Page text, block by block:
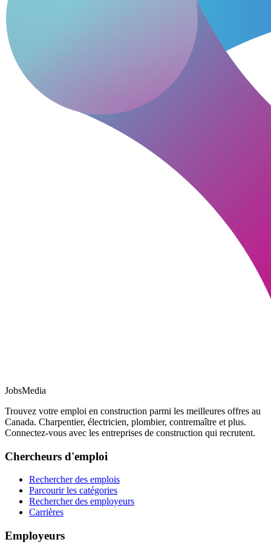
JobsMedia
Trouvez votre emploi en construction parmi les meilleures offres au
Canada. Charpentier, électricien, plombier, contremaître et plus.
Connectez-vous avec les entreprises de construction qui recrutent.
Chercheurs d'emploi
Rechercher des emplois
Parcourir les catégories
Rechercher des employeurs
Carrières
Employeurs